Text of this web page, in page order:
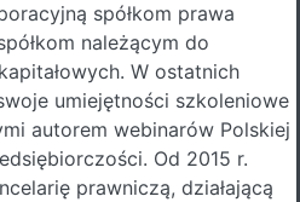
spółkom prawa
należącym do
W ostatnich
umiejętności szkoleniowe
autorem webinarów Polskiej
Od 2015 r.
prawniczą, działającą